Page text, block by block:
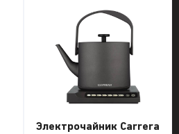
Электрочайник Carrera